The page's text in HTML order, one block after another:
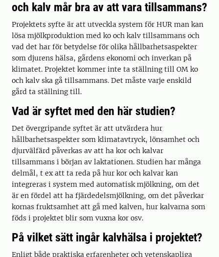
och kalv mår bra av att vara tillsammans?
Projektets syfte är att utveckla system för HUR man kan
lösa mjölkproduktion med ko och kalv tillsammans och
vad det har för betydelse för olika hållbarhetsaspekter
som djurens hälsa, gårdens ekonomi och inverkan på
klimatet. Projektet kommer inte ta ställning till OM ko
och kalv ska gå tillsammans. Det måste varje enskild
gård ta ställning till.
Vad är syftet med den här studien?
Det övergripande syftet är att utvärdera hur
hållbarhetsaspekter som klimatavtryck, lönsamhet och
djurvälfärd påverkas av att ha kor och kalvar
tillsammans i början av laktationen. Studien har många
delmål, t ex att ta reda på hur kor och kalvar kan
integreras i system med automatisk mjölkning, om det
är en fördel att ha fjärdedelsmjölkning, om det påverkar
kornas fruktsamhet att gå med kalven, hur kalvarna som
föds i projektet blir som vuxna kor osv.
På vilket sätt ingår kalvhälsa i projektet?
Enligt både praktiska erfarenheter och vetenskapliga